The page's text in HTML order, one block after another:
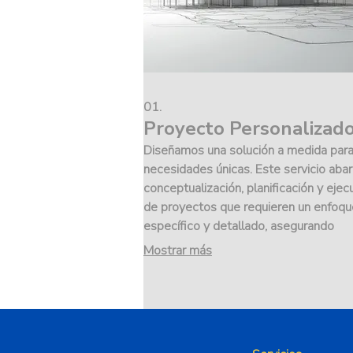
01.
Proyecto
Diseñamos una solución a medida
necesidades únicas. Este servicio
conceptualización, planificación y
de proyectos que requieren un
específico y detallado, asegurando
resultados optimizados.
Mostrar más